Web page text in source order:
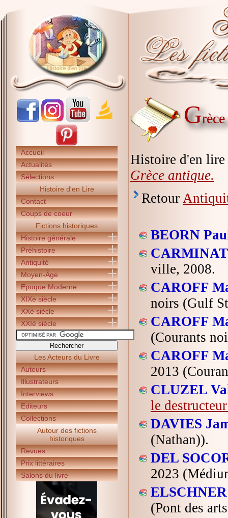
Accueil
Actualités
Sélections
Histoire d'en Lire
Contact
Coups de coeur
Fictions historiques
Histoire générale
Préhistoire
Antiquité
Moyen-Âge
Epoque Moderne
XIXè siècle
XXè siècle
XXIè siècle
Les Acteurs du Livre
Auteurs
Illustrateurs
Interviews
Editeurs
Collections
Autour des fictions
historiques
Revues
Prix littéraires
Salons du livre
G
Histoire d'en
Grèce antique.
Retour
BEORN
ville, 2008.
CAROFF
noirs (Gulf
CAROFF
(Courants
CAROFF
2013
CLUZEL
le
DAVIES
(Nathan)).
DEL
2023
(Pont des